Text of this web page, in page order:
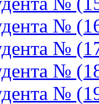
№
№
№
№